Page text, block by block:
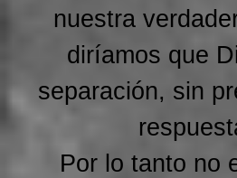
nuestra
diríamos que
separación, sin
Por lo tanto no